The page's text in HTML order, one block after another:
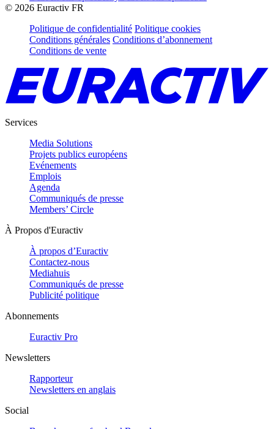
© 2026 Euractiv FR
Politique de confidentialité Politique cookies
Conditions générales Conditions d’abonnement
Conditions de vente
Services
Media Solutions
Projets publics européens
Evénements
Emplois
Agenda
Communiqués de presse
Members’ Circle
À Propos d'Euractiv
À propos d’Euractiv
Contactez-nous
Mediahuis
Communiqués de presse
Publicité politique
Abonnements
Euractiv Pro
Newsletters
Rapporteur
Newsletters en anglais
Social